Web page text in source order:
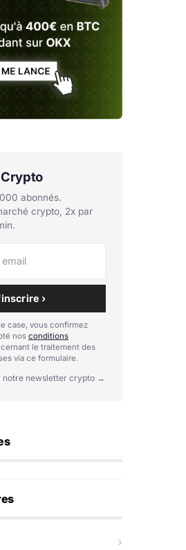
abonnés.
crypto, 2x par
›
case, vous confirmez
nos conditions
le traitement des
via ce formulaire.
notre newsletter crypto →